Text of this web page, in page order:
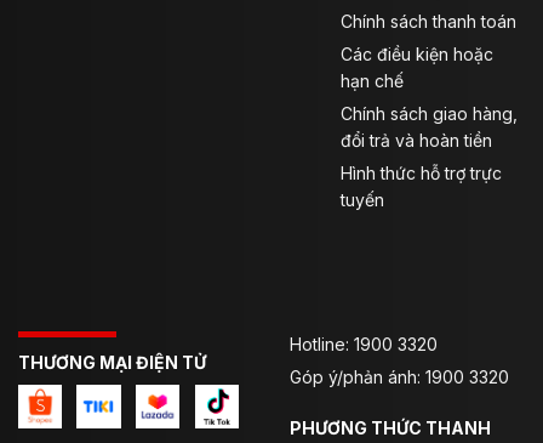
Chính sách thanh toán
Các điều kiện hoặc
hạn chế
Chính sách giao hàng,
đổi trả và hoàn tiền
Hình thức hỗ trợ trực
tuyến
THƯƠNG MẠI ĐIỆN TỬ
Hotline: 1900 3320
Góp ý/phản ánh: 1900 3320
PHƯƠNG THỨC THANH